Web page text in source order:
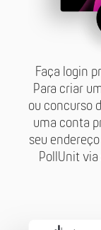
Faça login
Para criar
ou concurso
uma conta
seu
PollUnit via